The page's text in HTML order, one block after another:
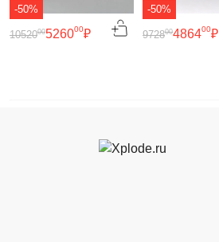
-50%
526000₽
1052000
-50%
486400₽
972800